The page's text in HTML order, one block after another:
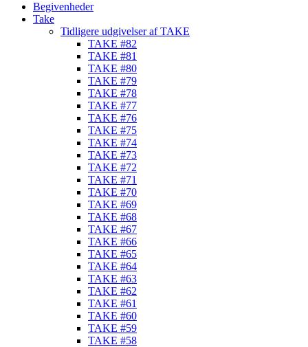
Begivenheder
Take
Tidligere udgivelser af TAKE
TAKE #82
TAKE #81
TAKE #80
TAKE #79
TAKE #78
TAKE #77
TAKE #76
TAKE #75
TAKE #74
TAKE #73
TAKE #72
TAKE #71
TAKE #70
TAKE #69
TAKE #68
TAKE #67
TAKE #66
TAKE #65
TAKE #64
TAKE #63
TAKE #62
TAKE #61
TAKE #60
TAKE #59
TAKE #58